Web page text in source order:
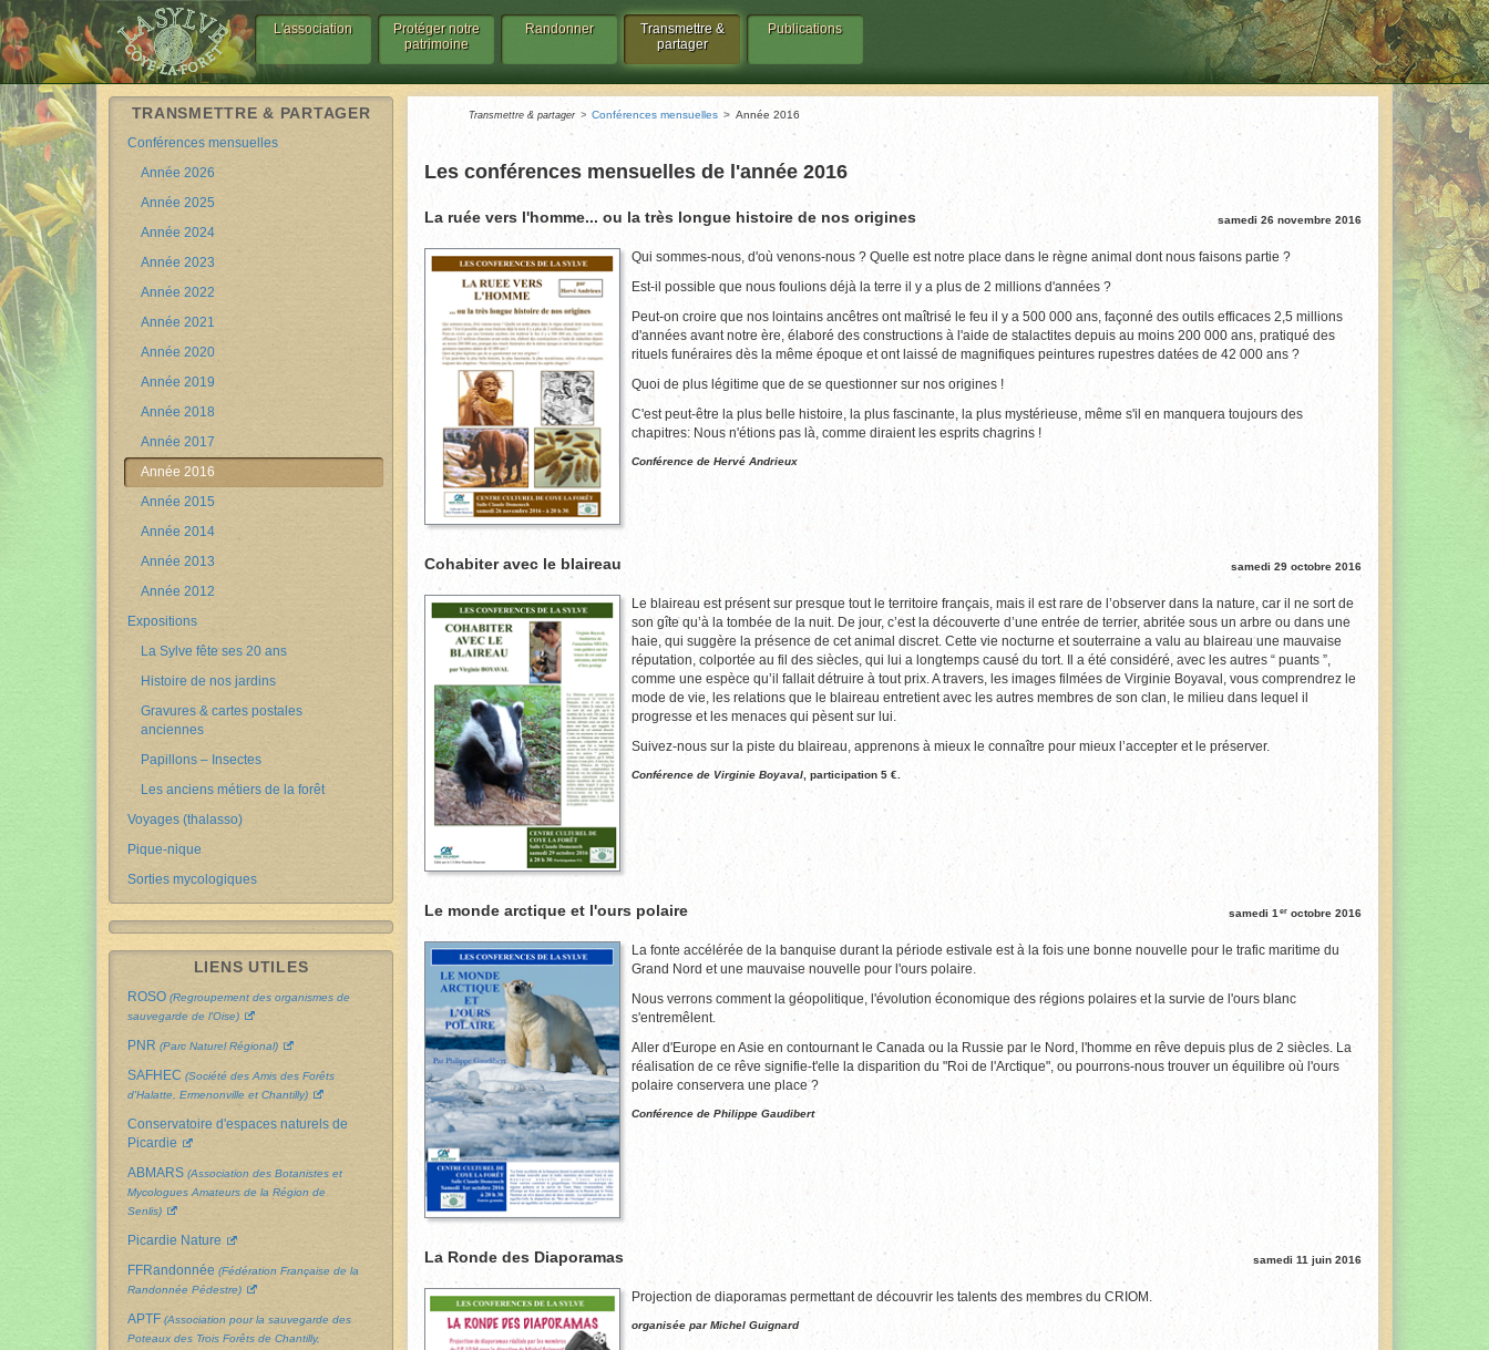
L'association
Protéger notre
patrimoine
Randonner
Transmettre &
partager
Publications
TRANSMETTRE & PARTAGER
Conférences mensuelles
Année 2026
Année 2025
Année 2024
Année 2023
Année 2022
Année 2021
Année 2020
Année 2019
Année 2018
Année 2017
Année 2016
Année 2015
Année 2014
Année 2013
Année 2012
Expositions
La Sylve fête ses 20 ans
Histoire de nos jardins
Gravures & cartes postales
anciennes
Papillons – Insectes
Les anciens métiers de la forêt
Voyages (thalasso)
Pique-nique
Sorties mycologiques
LIENS UTILES
ROSO (Regroupement des organismes de
sauvegarde de l'Oise)
PNR (Parc Naturel Régional)
SAFHEC (Société des Amis des Forêts
d'Halatte, Ermenonville et Chantilly)
Conservatoire d'espaces naturels de
Picardie
ABMARS (Association des Botanistes et
Mycologues Amateurs de la Région de
Senlis)
Picardie Nature
FFRandonnée (Fédération Française de la
Randonnée Pédestre)
APTF (Association pour la sauvegarde des
Poteaux des Trois Forêts de Chantilly,
Transmettre & partager Conférences mensuelles Année 2016
Les conférences mensuelles de l'année 2016
La ruée vers l'homme... ou la très longue histoire de nos origines samedi 26 novembre 2016
Qui sommes-nous, d'où venons-nous ? Quelle est notre place dans le règne animal dont nous faisons partie ?
Est-il possible que nous foulions déjà la terre il y a plus de 2 millions d'années ?
Peut-on croire que nos lointains ancêtres ont maîtrisé le feu il y a 500 000 ans, façonné des outils efficaces 2,5 millions
d'années avant notre ère, élaboré des constructions à l'aide de stalactites depuis au moins 200 000 ans, pratiqué des
rituels funéraires dès la même époque et ont laissé de magnifiques peintures rupestres datées de 42 000 ans ?
Quoi de plus légitime que de se questionner sur nos origines !
C'est peut-être la plus belle histoire, la plus fascinante, la plus mystérieuse, même s'il en manquera toujours des
chapitres: Nous n'étions pas là, comme diraient les esprits chagrins !
Conférence de Hervé Andrieux
Cohabiter avec le blaireau samedi 29 octobre 2016
Le blaireau est présent sur presque tout le territoire français, mais il est rare de l’observer dans la nature, car il ne sort de
son gîte qu’à la tombée de la nuit. De jour, c’est la découverte d’une entrée de terrier, abritée sous un arbre ou dans une
haie, qui suggère la présence de cet animal discret. Cette vie nocturne et souterraine a valu au blaireau une mauvaise
réputation, colportée au fil des siècles, qui lui a longtemps causé du tort. Il a été considéré, avec les autres “ puants ”,
comme une espèce qu’il fallait détruire à tout prix. A travers, les images filmées de Virginie Boyaval, vous comprendrez le
mode de vie, les relations que le blaireau entretient avec les autres membres de son clan, le milieu dans lequel il
progresse et les menaces qui pèsent sur lui.
Suivez-nous sur la piste du blaireau, apprenons à mieux le connaître pour mieux l’accepter et le préserver.
Conférence de Virginie Boyaval , participation 5 €.
Le monde arctique et l'ours polaire samedi 1 er octobre 2016
La fonte accélérée de la banquise durant la période estivale est à la fois une bonne nouvelle pour le trafic maritime du
Grand Nord et une mauvaise nouvelle pour l'ours polaire.
Nous verrons comment la géopolitique, l'évolution économique des régions polaires et la survie de l'ours blanc
s'entremêlent.
Aller d'Europe en Asie en contournant le Canada ou la Russie par le Nord, l'homme en rêve depuis plus de 2 siècles. La
réalisation de ce rêve signifie-t'elle la disparition du "Roi de l'Arctique", ou pourrons-nous trouver un équilibre où l'ours
polaire conservera une place ?
Conférence de Philippe Gaudibert
La Ronde des Diaporamas samedi 11 juin 2016
Projection de diaporamas permettant de découvrir les talents des membres du CRIOM.
organisée par Michel Guignard